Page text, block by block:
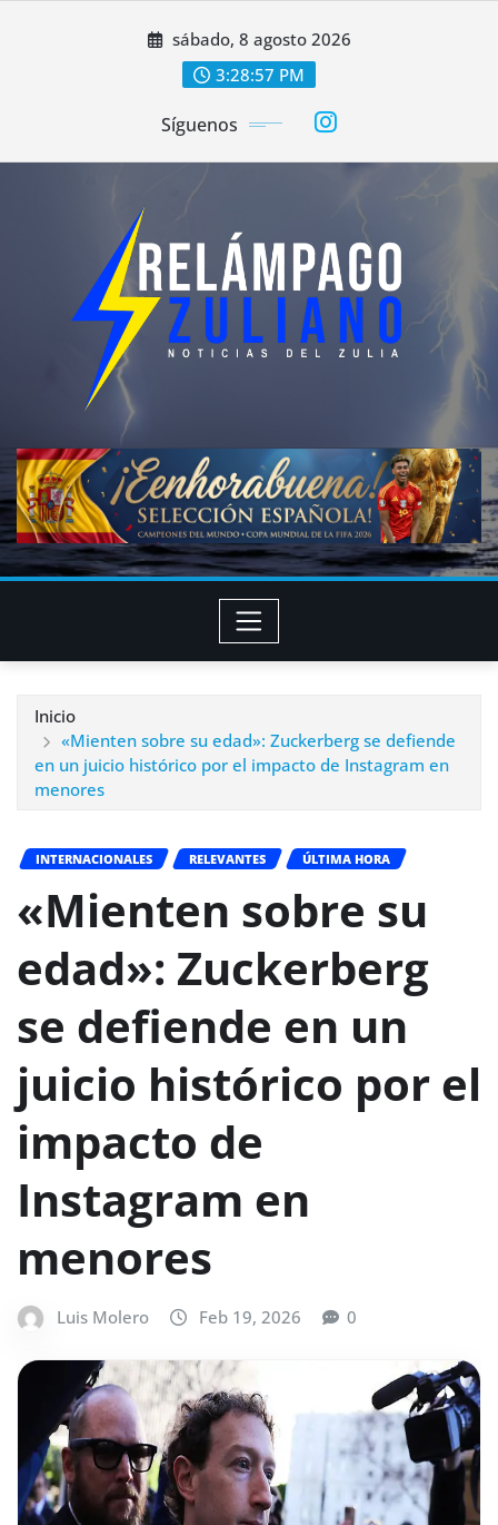
sábado, 8 agosto 2026
3:28:59 PM
Síguenos
Inicio
«Mienten sobre su edad»: Zuckerberg se defiende
en un juicio histórico por el impacto de Instagram en
menores
INTERNACIONALES RELEVANTES ÚLTIMA HORA
«Mienten sobre su
edad»: Zuckerberg
se defiende en un
juicio histórico por el
impacto de
Instagram en
menores
Luis Molero Feb 19, 2026 0